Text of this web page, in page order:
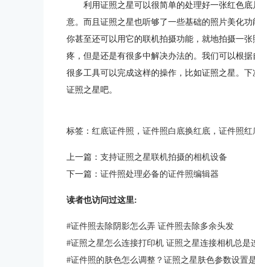
利用证照之星可以很简单的处理好一张红色
意。而且证照之星也听够了一些基础的照片美化
你甚至还可以用它的联机拍摄功能，就地拍摄一
疼，但是还是有很多中解决办法的。我们可以根
很多工具可以完成这样的操作，比如证照之星。
证照之星吧。
标签： 红底证件照 ， 证件照白底换红底 ， 证件照红
上一篇： 支持证照之星联机拍摄的相机设备
下一篇： 证件照处理必备的证件照编辑器
读者也访问过这里:
#证件照去除阴影怎么弄 证件照去除多余头发
#证照之星怎么连接打印机 证照之星连接相机总是
#证件照的肤色怎么调整？证照之星肤色参数设置